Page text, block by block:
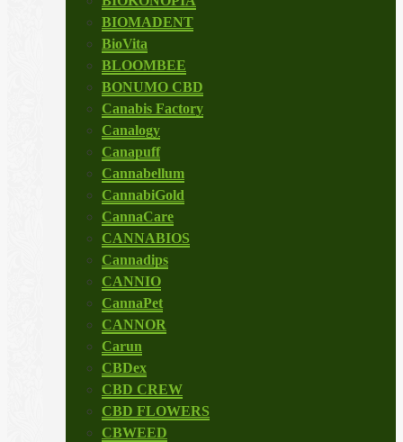
BIOMADENT
BioVita
BLOOMBEE
BONUMO CBD
Canabis Factory
Canalogy
Canapuff
Cannabellum
CannabiGold
CannaCare
CANNABIOS
Cannadips
CANNIO
CannaPet
CANNOR
Carun
CBDex
CBD CREW
CBD FLOWERS
CBWEED